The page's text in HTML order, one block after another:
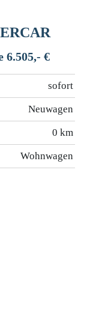
6.505,- €
sofort
Neuwagen
0 km
Wohnwagen